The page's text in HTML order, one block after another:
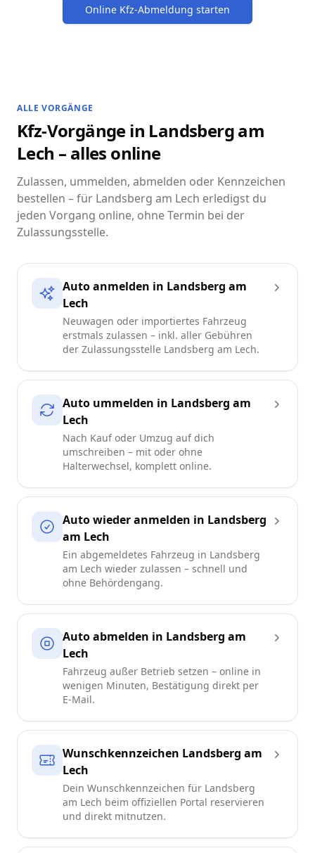
Online Kfz-Abmeldung starten
ALLE VORGÄNGE
Kfz-Vorgänge in Landsberg am
Lech – alles online
Zulassen, ummelden, abmelden oder Kennzeichen
bestellen – für Landsberg am Lech erledigst du
jeden Vorgang online, ohne Termin bei der
Zulassungsstelle.
Auto anmelden in Landsberg am
Lech
Neuwagen oder importiertes Fahrzeug
erstmals zulassen – inkl. aller Gebühren
der Zulassungsstelle Landsberg am Lech.
Auto ummelden in Landsberg am
Lech
Nach Kauf oder Umzug auf dich
umschreiben – mit oder ohne
Halterwechsel, komplett online.
Auto wieder anmelden in Landsberg
am Lech
Ein abgemeldetes Fahrzeug in Landsberg
am Lech wieder zulassen – schnell und
ohne Behördengang.
Auto abmelden in Landsberg am
Lech
Fahrzeug außer Betrieb setzen – online in
wenigen Minuten, Bestätigung direkt per
E-Mail.
Wunschkennzeichen Landsberg am
Lech
Dein Wunschkennzeichen für Landsberg
am Lech beim offiziellen Portal reservieren
und direkt mitnutzen.